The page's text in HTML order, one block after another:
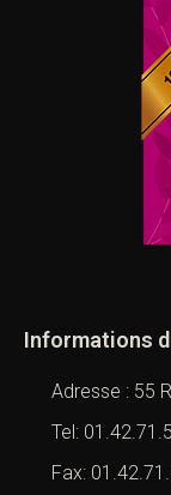
Informations
Adresse : 55
Tel:
Fax: